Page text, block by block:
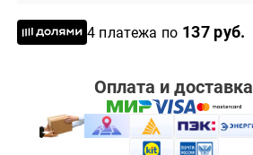
4 платежа по 137 руб.
Оплата и доставка